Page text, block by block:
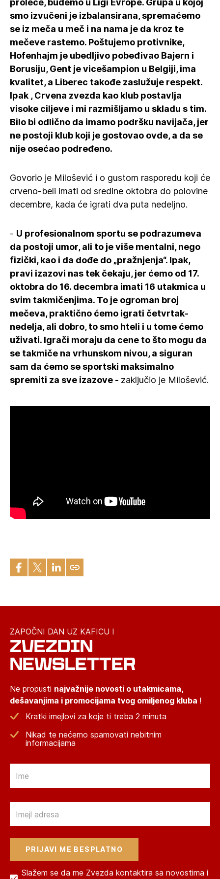
proleće, budemo u Ligi Evrope. Grupa u kojoj
smo izvučeni je izbalansirana, spremaćemo
se iz meča u meč i na nama je da kroz te
mečeve rastemo. Poštujemo protivnike,
Hofenhajm je ubedljivo pobeđivao Bajern i
Borusiju, Gent je vicešampion u Belgiji, ima
kvalitet, a Liberec takođe zaslužuje respekt.
Ipak , Crvena zvezda kao klub postavlja
visoke ciljeve i mi razmišljamo u skladu s tim.
Bilo bi odlično da imamo podršku navijača, jer
ne postoji klub koji je gostovao ovde, a da se
nije osećao podređeno.
Govorio je Milošević i o gustom rasporedu koji će
crveno-beli imati od sredine oktobra do polovine
decembre, kada će igrati dva puta nedeljno.
- U profesionalnom sportu se podrazumeva
da postoji umor, ali to je više mentalni, nego
fizički, kao i da dođe do „pražnjenja“. Ipak,
pravi izazovi nas tek čekaju, jer ćemo od 17.
oktobra do 16. decembra imati 16 utakmica u
svim takmičenjima. To je ogroman broj
mečeva, praktično ćemo igrati četvrtak-
nedelja, ali dobro, to smo hteli i u tome ćemo
uživati. Igrači moraju da cene to što mogu da
se takmiče na vrhunskom nivou, a siguran
sam da ćemo se sportski maksimalno
spremiti za sve izazove - zaključio je Milošević.
ZAPOČNI DAN UZ KAFICU I
ZVEZDIN
NEWSLETTER
Ne propusti najvažnije novosti o utakmicama,
dešavanjima i promocijama tvog omiljenog kluba !
Kratki imejlovi za koje ti treba 2 minuta
Nikad te nećemo spamovati nebitnim
informacijama
Slažem se da me Zvezda kontaktira sa novostima i